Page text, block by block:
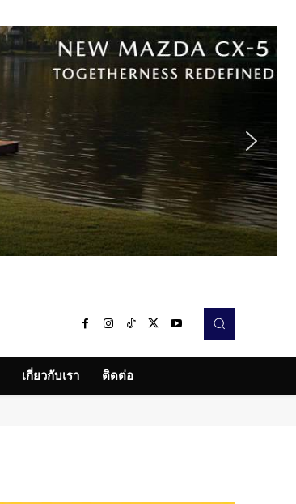
เกี่ยวกับเรา ติดต่อ